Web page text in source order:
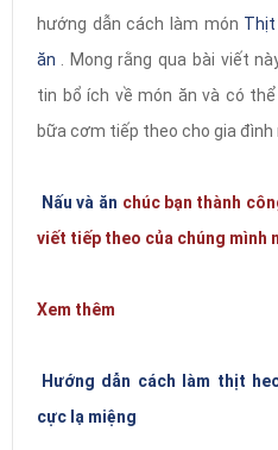
hướng dẫn cách làm món Thịt
ăn
. Mong rằng qua bài viết
tin bổ ích về món ăn và có
bữa cơm tiếp theo cho gia đình
Nấu và ăn chúc bạn thành
viết tiếp theo của chúng mình
Xem thêm
Hướng dẫn cách làm thịt
cực lạ miệng